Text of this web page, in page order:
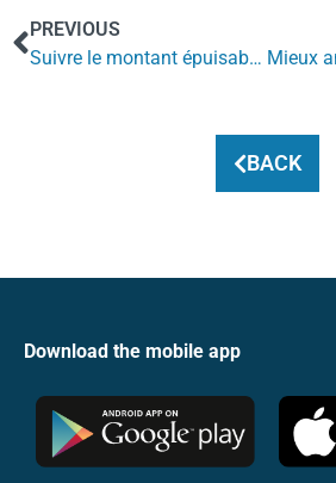
PREVIOUS
Suivre le montant épuisable des garanties
BACK
Download the mobile app